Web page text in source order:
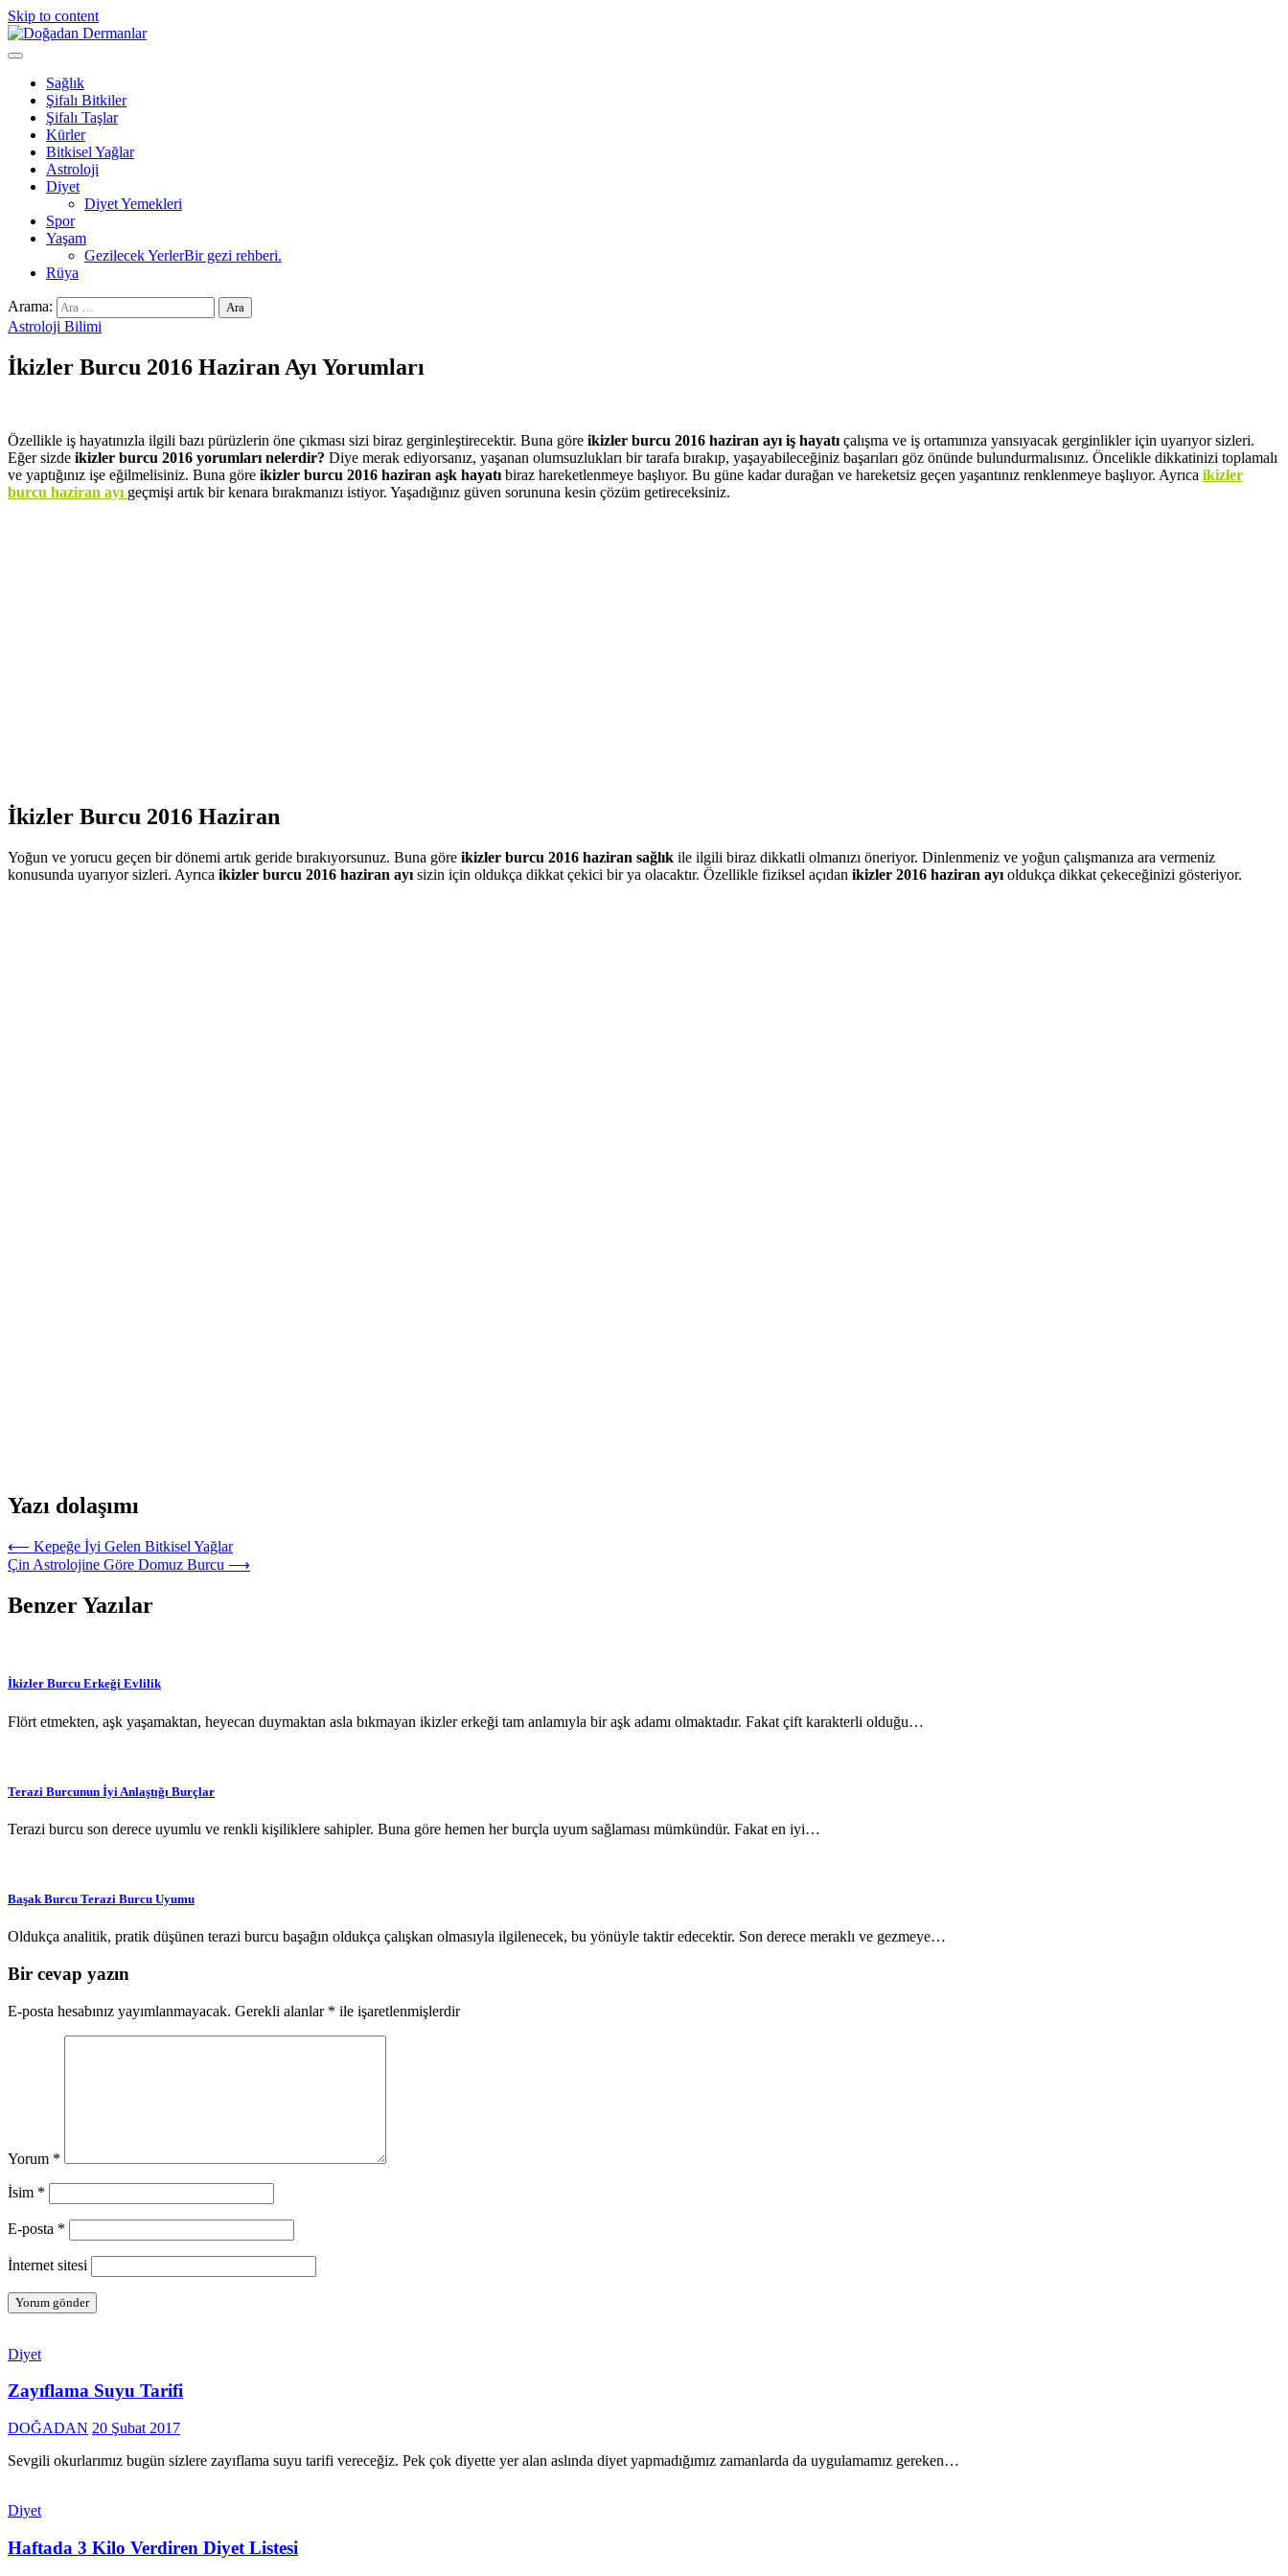
Skip to content
Sağlık
Şifalı Bitkiler
Şifalı Taşlar
Kürler
Bitkisel Yağlar
Astroloji
Diyet
Diyet Yemekleri
Spor
Yaşam
Gezilecek YerlerBir gezi rehberi.
Rüya
Arama:
Astroloji Bilimi
İkizler Burcu 2016 Haziran Ayı Yorumları
Özellikle iş hayatınızla ilgili bazı pürüzlerin öne çıkması sizi biraz gerginleştirecektir. Buna göre ikizler burcu 2016 haziran ayı iş hayatı çalışma ve iş ortamınıza yansıyacak gerginlikler için uyarıyor sizleri.
Eğer sizde ikizler burcu 2016 yorumları nelerdir? Diye merak ediyorsanız, yaşanan olumsuzlukları bir tarafa bırakıp, yaşayabileceğiniz başarıları göz önünde bulundurmalısınız. Öncelikle dikkatinizi toplamalı
ve yaptığınız işe eğilmelisiniz. Buna göre ikizler burcu 2016 haziran aşk hayatı biraz hareketlenmeye başlıyor. Bu güne kadar durağan ve hareketsiz geçen yaşantınız renklenmeye başlıyor. Ayrıca ikizler
burcu haziran ayı geçmişi artık bir kenara bırakmanızı istiyor. Yaşadığınız güven sorununa kesin çözüm getireceksiniz.
İkizler Burcu 2016 Haziran
Yoğun ve yorucu geçen bir dönemi artık geride bırakıyorsunuz. Buna göre ikizler burcu 2016 haziran sağlık ile ilgili biraz dikkatli olmanızı öneriyor. Dinlenmeniz ve yoğun çalışmanıza ara vermeniz
konusunda uyarıyor sizleri. Ayrıca ikizler burcu 2016 haziran ayı sizin için oldukça dikkat çekici bir ya olacaktır. Özellikle fiziksel açıdan ikizler 2016 haziran ayı oldukça dikkat çekeceğinizi gösteriyor.
Yazı dolaşımı
⟵ Kepeğe İyi Gelen Bitkisel Yağlar
Çin Astrolojine Göre Domuz Burcu ⟶
Benzer Yazılar
İkizler Burcu Erkeği Evlilik
Flört etmekten, aşk yaşamaktan, heyecan duymaktan asla bıkmayan ikizler erkeği tam anlamıyla bir aşk adamı olmaktadır. Fakat çift karakterli olduğu…
Terazi Burcunun İyi Anlaştığı Burçlar
Terazi burcu son derece uyumlu ve renkli kişiliklere sahipler. Buna göre hemen her burçla uyum sağlaması mümkündür. Fakat en iyi…
Başak Burcu Terazi Burcu Uyumu
Oldukça analitik, pratik düşünen terazi burcu başağın oldukça çalışkan olmasıyla ilgilenecek, bu yönüyle taktir edecektir. Son derece meraklı ve gezmeye…
Bir cevap yazın
E-posta hesabınız yayımlanmayacak. Gerekli alanlar * ile işaretlenmişlerdir
Yorum *
İsim *
E-posta *
İnternet sitesi
Diyet
Zayıflama Suyu Tarifi
DOĞADAN 20 Şubat 2017
Sevgili okurlarımız bugün sizlere zayıflama suyu tarifi vereceğiz. Pek çok diyette yer alan aslında diyet yapmadığımız zamanlarda da uygulamamız gereken…
Diyet
Haftada 3 Kilo Verdiren Diyet Listesi